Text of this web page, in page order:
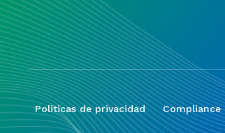
Politicas de privacidad Compliance